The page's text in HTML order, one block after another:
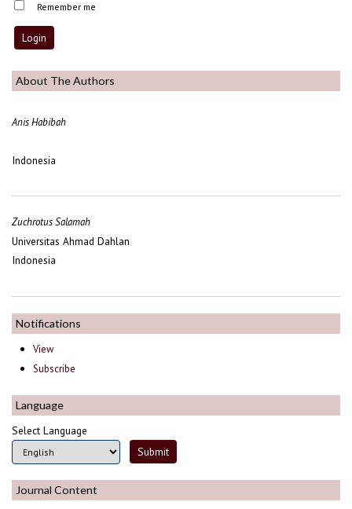
Remember me
About The Authors
Anis Habibah
Indonesia
Zuchrotus Salamah
Universitas Ahmad Dahlan
Indonesia
Notifications
View
Subscribe
Language
Select Language
Journal Content